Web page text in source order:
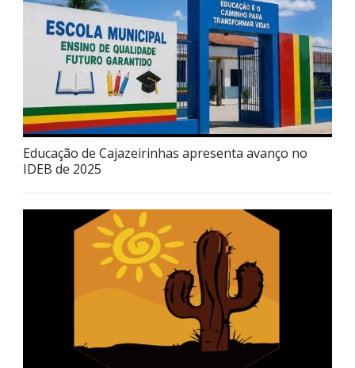
Educação de Cajazeirinhas apresenta avanço no
IDEB de 2025